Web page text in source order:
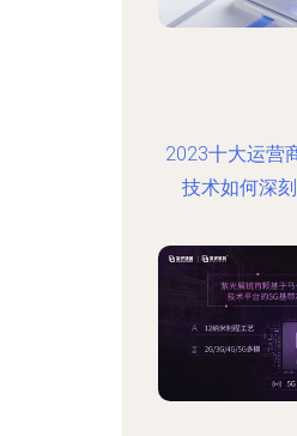
2023十大运营
技术如何深